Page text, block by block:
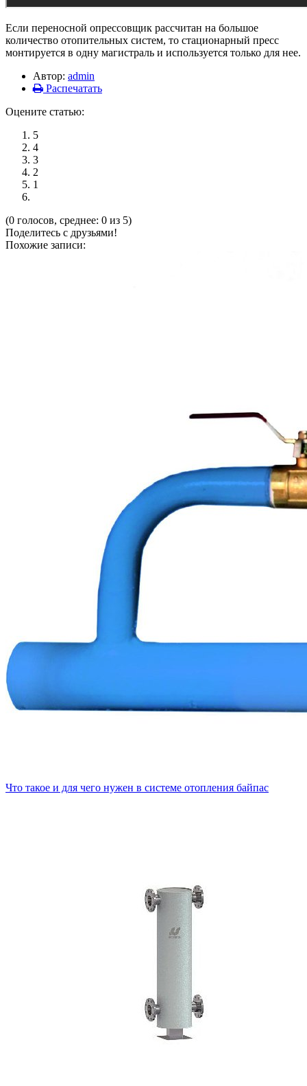
Если переносной опрессовщик рассчитан на большое
количество отопительных систем, то стационарный пресс
монтируется в одну магистраль и используется только для нее.
Автор: admin
Распечатать
Оцените статью:
5
4
3
2
1
(0 голосов, среднее: 0 из 5)
Поделитесь с друзьями!
Похожие записи:
Что такое и для чего нужен в системе отопления байпас